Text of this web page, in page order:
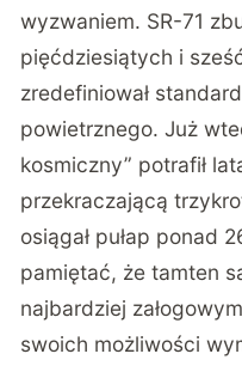
wyzwaniem. SR-71
pięćdziesiątych i
zredefiniował
powietrznego. Już
kosmiczny” potrafił
przekraczającą
osiągał pułap ponad
pamiętać, że tamten
najbardziej
swoich możliwości